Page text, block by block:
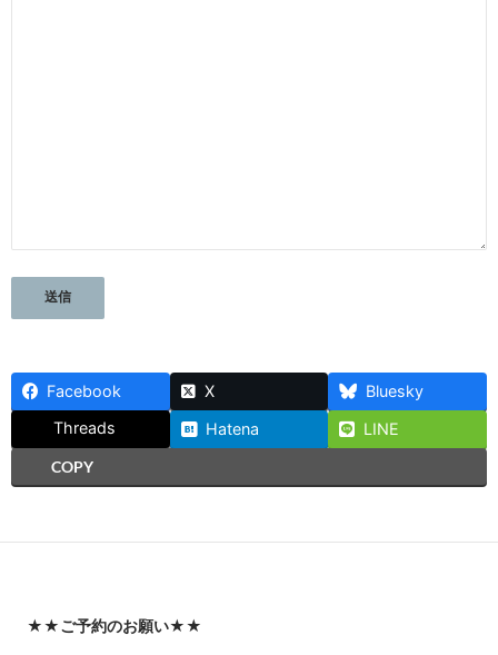
Facebook X
Bluesky
Threads
Hatena
LINE
COPY
★★ご予約のお願い★★